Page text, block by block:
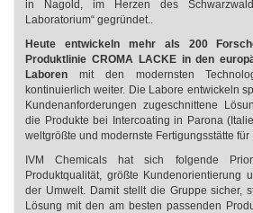
in Nagold, im Herzen des
Laboratorium“ gegründet..
Heute entwickeln mehr als 200
Produktlinie CROMA LACKE in den
Laboren mit den modernsten
kontinuierlich weiter. Die Labore entwickeln
Kundenanforderungen zugeschnittene
die Produkte bei Intercoating in Parona
weltgrößte und modernste Fertigungsstätte für
IVM Chemicals hat sich folgende
Produktqualität, größte Kundenorientierung
der Umwelt. Damit stellt die Gruppe sicher,
Lösung mit den am besten passenden